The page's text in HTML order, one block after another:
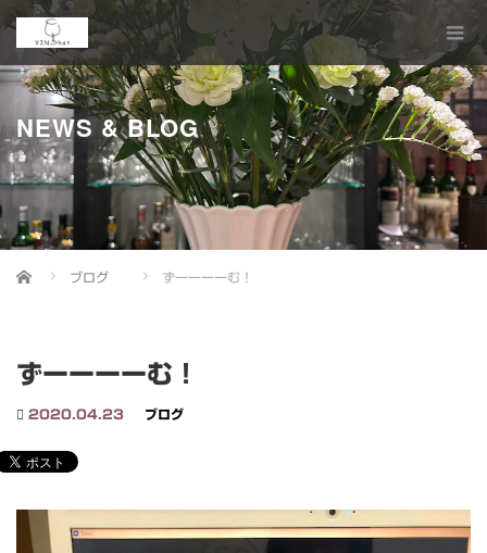
NEWS & BLOG
Home ブログ ずーーーーむ！
ずーーーーむ！
2020.04.23 ブログ